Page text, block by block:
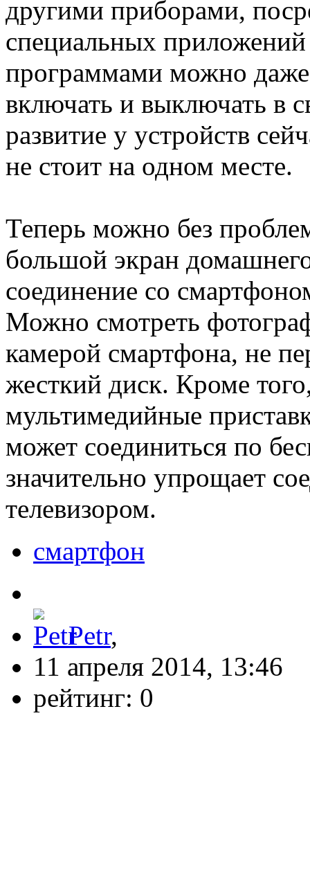
другими приборами,
специальных
программами можно
включать и выключать в
развитие у устройств
не стоит на одном месте.
Теперь можно без
большой экран
соединение со
Можно смотреть
камерой смартфона, не
жесткий диск. Кроме
мультимедийные
может соединиться по
значительно упрощает
телевизором.
смартфон
Petr,
11 апреля 2014, 13:46
рейтинг: 0